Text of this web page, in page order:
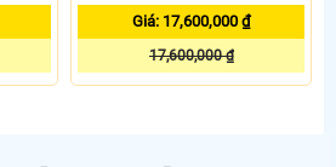
Giá: 17,600,000 ₫
17,600,000 ₫